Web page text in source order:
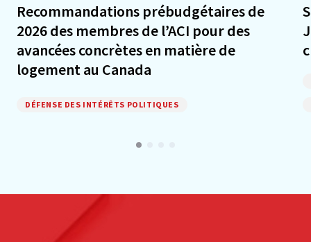
Recommandations prébudgétaires de
2026 des membres de l’ACI pour des
avancées concrètes en matière de
logement au Canada
DÉFENSE DES INTÉRÊTS POLITIQUES